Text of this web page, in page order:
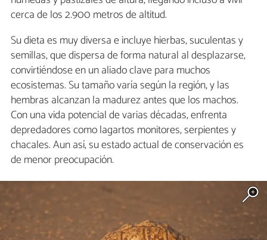
cerca de los 2.900 metros de altitud.
Su dieta es muy diversa e incluye hierbas, suculentas y
semillas, que dispersa de forma natural al desplazarse,
convirtiéndose en un aliado clave para muchos
ecosistemas. Su tamaño varía según la región, y las
hembras alcanzan la madurez antes que los machos.
Con una vida potencial de varias décadas, enfrenta
depredadores como lagartos monitores, serpientes y
chacales. Aun así, su estado actual de conservación es
de menor preocupación.